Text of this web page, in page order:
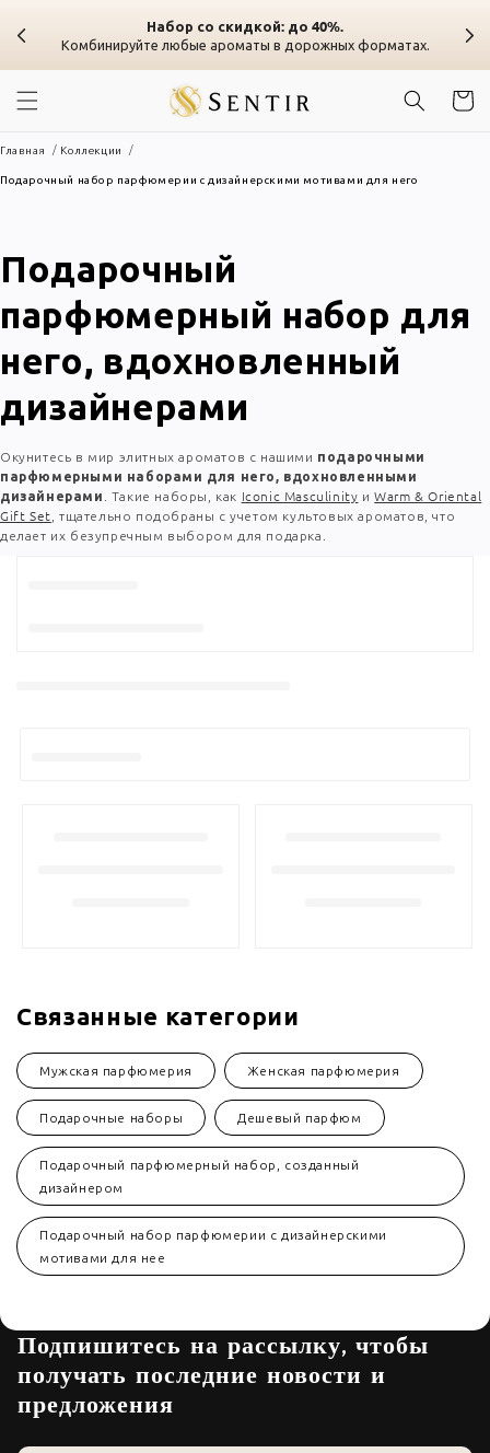
содержанию
Набор со скидкой: до 40%.
Комбинируйте любые ароматы в дорожных форматах.
Главная Коллекции
Подарочный набор парфюмерии с дизайнерскими мотивами для него
Коллекция:
Подарочный
парфюмерный набор для
него, вдохновленный
дизайнерами
Окунитесь в мир элитных ароматов с нашими подарочными
парфюмерными наборами для него, вдохновленными
дизайнерами . Такие наборы, как Iconic Masculinity иWarm & Oriental
Gift Set , тщательно подобраны с учетом культовых ароматов, что
делает их безупречным выбором для подарка.
Связанные категории
Мужская парфюмерия Женская парфюмерия
Подарочные наборы Дешевый парфюм
Подарочный парфюмерный набор, созданный
дизайнером
Подарочный набор парфюмерии с дизайнерскими
мотивами для нее
Подпишитесь на рассылку, чтобы
получать последние новости и
предложения